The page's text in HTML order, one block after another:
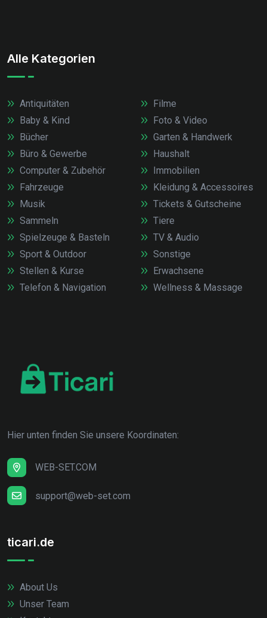
Alle Kategorien
Antiquitäten
Baby & Kind
Bücher
Büro & Gewerbe
Computer & Zubehör
Fahrzeuge
Filme
Foto & Video
Garten & Handwerk
Haushalt
Immobilien
Kleidung & Accessoires
Musik
Sammeln
Spielzeuge & Basteln
Sport & Outdoor
Stellen & Kurse
Telefon & Navigation
Tickets & Gutscheine
Tiere
TV & Audio
Sonstige
Erwachsene
Wellness & Massage
Hier unten finden Sie unsere Koordinaten:
WEB-SET.COM
support@web-set.com
ticari.de
About Us
Unser Team